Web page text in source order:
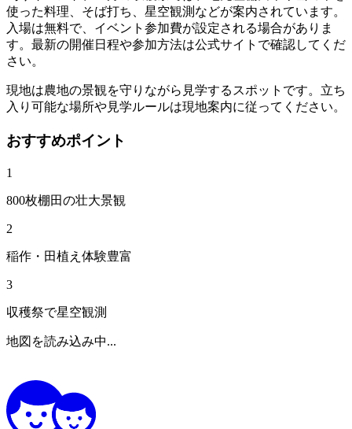
使った料理、そば打ち、星空観測などが案内されています。
入場は無料で、イベント参加費が設定される場合がありま
す。最新の開催日程や参加方法は公式サイトで確認してくだ
さい。
現地は農地の景観を守りながら見学するスポットです。立ち
入り可能な場所や見学ルールは現地案内に従ってください。
おすすめポイント
1
800枚棚田の壮大景観
2
稲作・田植え体験豊富
3
収穫祭で星空観測
地図を読み込み中...